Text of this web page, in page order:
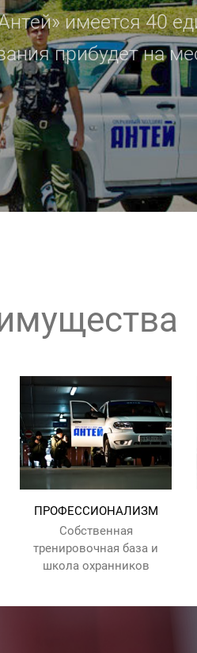
имеется 40
прибудет на
ПРОФЕССИОНАЛИЗМ
Собственная
тренировочная база и
школа охранников